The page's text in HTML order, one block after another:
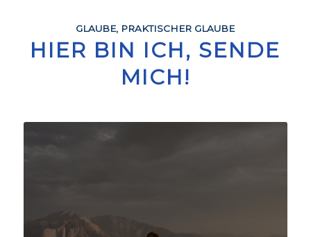
GLAUBE, PRAKTISCHER GLAUBE
HIER BIN ICH, SENDE
MICH!